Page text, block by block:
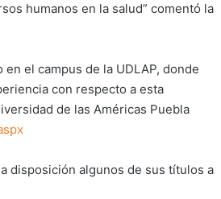
humanos en la salud” comentó la
el campus de la UDLAP, donde
con respecto a esta
de las Américas Puebla
disposición algunos de sus títulos a